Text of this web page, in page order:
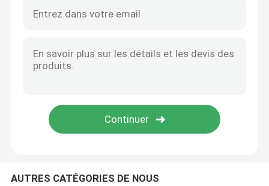
AUTRES CATÉGORIES DE NOUS